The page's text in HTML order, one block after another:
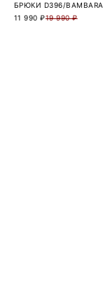
БРЮКИ D396/BAMBARA
19 990 ₽
11 990 ₽